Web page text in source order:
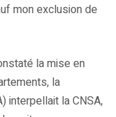
mon exclusion de
la mise en
la
interpellait la CNSA,